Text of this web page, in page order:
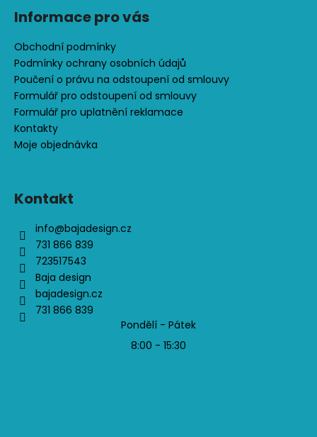
Informace pro vás
Obchodní podmínky
Podmínky ochrany osobních údajů
Poučení o právu na odstoupení od smlouvy
Formulář pro odstoupení od smlouvy
Formulář pro uplatnění reklamace
Kontakty
Moje objednávka
Kontakt
info@bajadesign.cz
731 866 839
723517543
Baja design
bajadesign.cz
731 866 839
Pondělí - Pátek
8:00 - 15:30